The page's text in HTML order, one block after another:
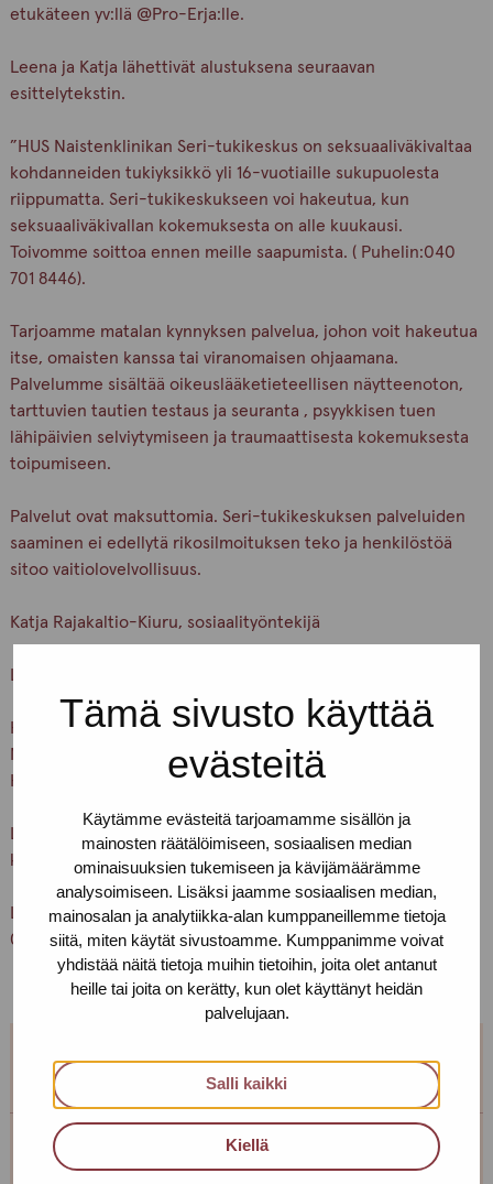
Tämä sivusto käyttää
evästeitä
Käytämme evästeitä tarjoamamme sisällön ja
mainosten räätälöimiseen, sosiaalisen median
ominaisuuksien tukemiseen ja kävijämäärämme
analysoimiseen. Lisäksi jaamme sosiaalisen median,
mainosalan ja analytiikka-alan kumppaneillemme tietoja
siitä, miten käytät sivustoamme. Kumppanimme voivat
yhdistää näitä tietoja muihin tietoihin, joita olet antanut
heille tai joita on kerätty, kun olet käyttänyt heidän
palvelujaan.
Salli kaikki
Kiellä
etukäteen yv:llä @Pro-Erja:lle.
Leena ja Katja lähettivät alustuksena seuraavan
esittelytekstin.
”HUS Naistenklinikan Seri-tukikeskus on seksuaaliväkivaltaa
kohdanneiden tukiyksikkö yli 16-vuotiaille sukupuolesta
riippumatta. Seri-tukikeskukseen voi hakeutua, kun
seksuaaliväkivallan kokemuksesta on alle kuukausi.
Toivomme soittoa ennen meille saapumista. ( Puhelin:040
701 8446).
Tarjoamme matalan kynnyksen palvelua, johon voit hakeutua
itse, omaisten kanssa tai viranomaisen ohjaamana.
Palvelumme sisältää oikeuslääketieteellisen näytteenoton,
tarttuvien tautien testaus ja seuranta , psyykkisen tuen
lähipäivien selviytymiseen ja traumaattisesta kokemuksesta
toipumiseen.
Palvelut ovat maksuttomia. Seri-tukikeskuksen palveluiden
saaminen ei edellytä rikosilmoituksen teko ja henkilöstöä
sitoo vaitiolovelvollisuus.
Katja Rajakaltio-Kiuru, sosiaalityöntekijä
HUS, Sisätaudit ja kuntoutus, Terveyssosiaalityö
Naistenklinikka, Seri-tukikeskus PL 140, 00029 HUS |
Haartmaninkatu 2, Helsinki
Lämpimästi tervetuloa mukaan saamaan tietoa,
keskustelemaan ja jakamaan kokemuksia!
Lisätietoja ryhmästä ja siihen liittymisestä saat numerosta
040 650 3705 (soitto/tekstiviesti) Erjaan.
Erja Aalto